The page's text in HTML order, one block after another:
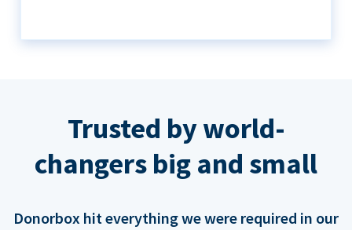
Trusted by world-
changers big and small
Donorbox hit everything we were required in our